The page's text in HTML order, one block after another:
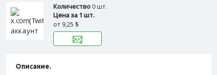
Количество0 шт.
Цена за 1 шт.
от 9,25 $
Описание.